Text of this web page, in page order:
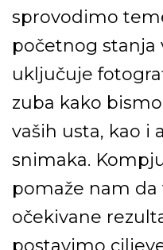
sprovodimo
početnog stanja
uključuje
zuba kako
vaših usta, kao i
snimaka.
pomaže nam
očekivane
postavimo